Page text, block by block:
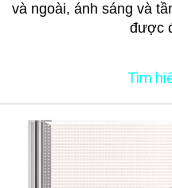
và ngoài, ánh sáng và
được
Tìm